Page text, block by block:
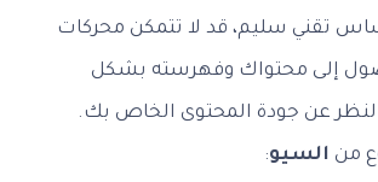
تقني سليم، قد لا تتمكن محركات
إلى محتواك وفهرسته بشكل
عن جودة المحتوى الخاص بك.
من السيو: